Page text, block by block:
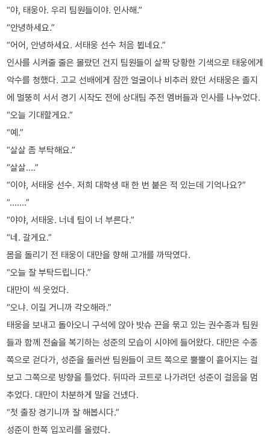
“야, 태웅아. 우리 팀원들이야. 인사해.”
“안녕하세요.”
“어어, 안녕하세요. 서태웅 선수 처음 뵙네요.”
인사를 시켜줄 줄은 몰랐던 건지 팀원들이 살짝 당황한 기색으로 태웅에게
악수를 청했다. 고교 선배에게 잠깐 얼굴이나 비추러 왔던 서태웅은 졸지
에 멀뚱히 서서 경기 시작도 전에 상대팀 주전 멤버들과 인사를 나누었다.
“오늘 기대할게요.”
“예.”
“살살 좀 부탁해요.”
“살살….”
“이야, 서태웅 선수. 저희 대학생 때 한 번 붙은 적 있는데 기억나요?”
“…….”
“야야, 서태웅. 너네 팀이 너 부른다.”
“네. 갈게요.”
몸을 돌리기 전 태웅이 대만을 향해 고개를 까딱였다.
“오늘 잘 부탁드립니다.”
대만이 씩 웃었다.
“오냐. 이길 거니까 각오해라.”
태웅을 보내고 돌아오니 구석에 앉아 밧슈 끈을 묶고 있는 권수종과 팀원
들과 함께 전술을 복기하는 성준의 모습이 시야에 들어왔다. 대만은 수종
쪽으로 걷다가, 성준을 둘러싼 팀원들이 코트 쪽으로 뿔뿔이 흩어지는 걸
보고 그쪽으로 방향을 틀었다. 뒤따라 코트로 나가려던 성준이 걸음을 멈
추었다. 대만이 차분하게 말을 건넸다.
“첫 출장 경기니까 잘 해봅시다.”
성준이 한쪽 입꼬리를 올렸다.